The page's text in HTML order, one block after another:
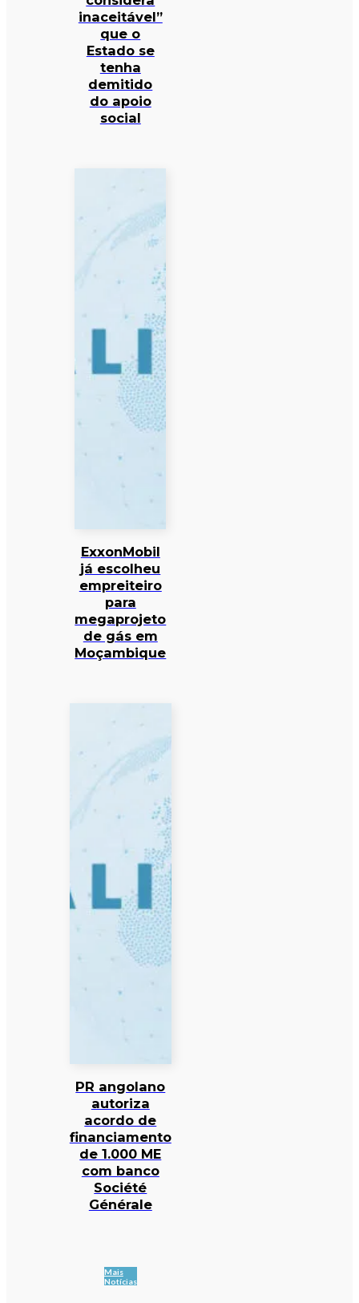
inaceitável”
que o
Estado se
tenha
demitido
do apoio
social
ExxonMobil
já escolheu
empreiteiro
para
megaprojeto
de gás em
Moçambique
PR angolano
autoriza
acordo de
financiamento
de 1.000 ME
com banco
Société
Générale
Mais
Notícias